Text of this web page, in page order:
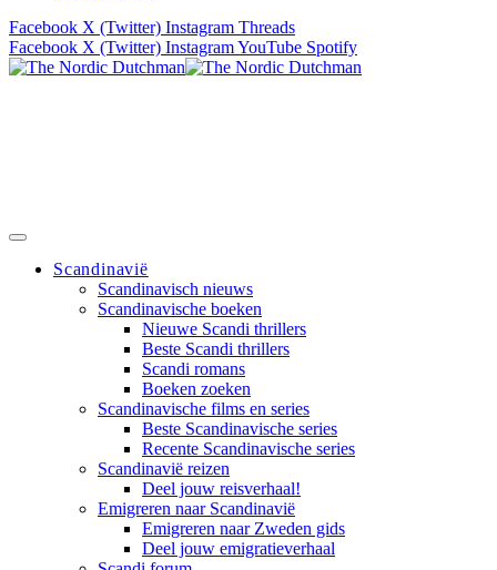
Facebook X (Twitter) Instagram Threads
Facebook X (Twitter) InstagramYouTube Spotify
Scandinavië
Scandinavisch nieuws
Scandinavische boeken
Nieuwe Scandi thrillers
Beste Scandi thrillers
Scandi romans
Boeken zoeken
Scandinavische films en series
Beste Scandinavische series
Recente Scandinavische series
Scandinavië reizen
Deel jouw reisverhaal!
Emigreren naar Scandinavië
Emigreren naar Zweden gids
Deel jouw emigratieverhaal